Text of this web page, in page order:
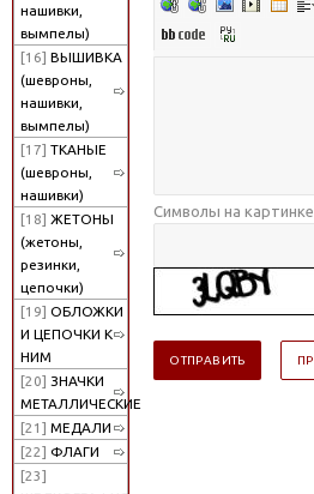
нашивки,
вымпелы)
[16] ВЫШИВКА
(шевроны,
нашивки,
вымпелы)
[17] ТКАНЫЕ
(шевроны,
нашивки)
[18] ЖЕТОНЫ
(жетоны,
резинки,
цепочки)
[19] ОБЛОЖКИ
И ЦЕПОЧКИ К
НИМ
[20] ЗНАЧКИ
МЕТАЛЛИЧЕСКИЕ
[21] МЕДАЛИ
[22] ФЛАГИ
[23]
Символы на картинке